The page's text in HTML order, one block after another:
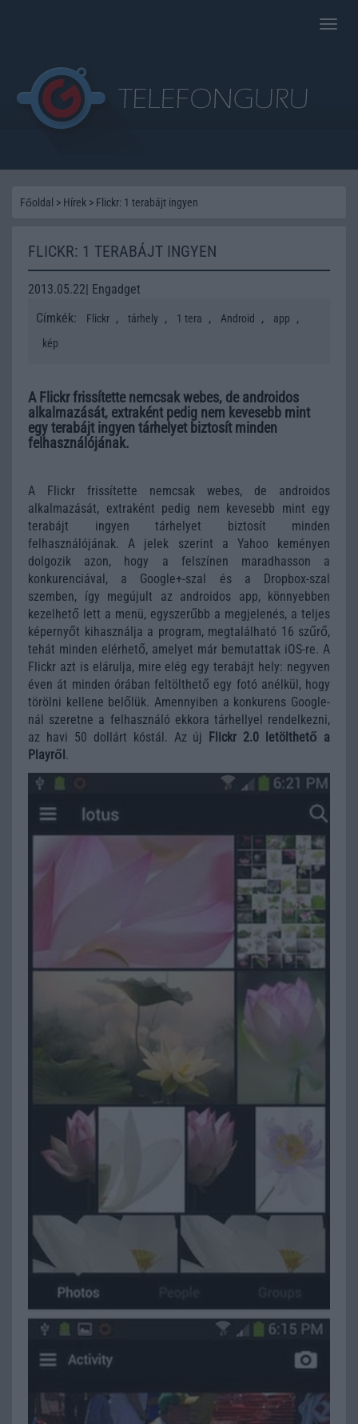
Toggle
Főoldal > Hírek > Flickr: 1 terabájt ingyen
FLICKR: 1 TERABÁJT INGYEN
2013.05.22| Engadget
Címkék:
Flickr , tárhely , 1 tera , Android , app ,
kép
A Flickr frissítette nemcsak webes, de androidos
alkalmazását, extraként pedig nem kevesebb mint
egy terabájt ingyen tárhelyet biztosít minden
felhasználójának.
A Flickr frissítette nemcsak webes, de androidos
alkalmazását, extraként pedig nem kevesebb mint egy
terabájt ingyen tárhelyet biztosít minden
felhasználójának. A jelek szerint a Yahoo keményen
dolgozik azon, hogy a felszínen maradhasson a
konkurenciával, a Google+-szal és a Dropbox-szal
szemben, így megújult az androidos app, könnyebben
kezelhető lett a menü, egyszerűbb a megjelenés, a teljes
képernyőt kihasználja a program, megtalálható 16 szűrő,
tehát minden elérhető, amelyet már bemutattak iOS-re. A
Flickr azt is elárulja, mire elég egy terabájt hely: negyven
éven át minden órában feltölthető egy fotó anélkül, hogy
törölni kellene belőlük. Amennyiben a konkurens Google-
nál szeretne a felhasználó ekkora tárhellyel rendelkezni,
az havi 50 dollárt kóstál. Az új
Flickr 2.0 letölthető a
Playről .